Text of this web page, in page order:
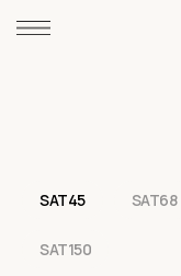
SAT45 SAT68
SAT150